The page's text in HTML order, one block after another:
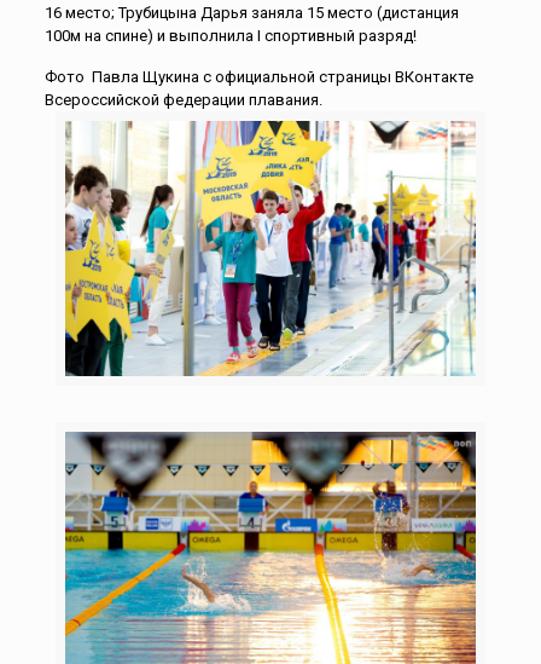
16 место; Трубицына Дарья заняла 15 место (дистанция
100м на спине) и выполнила I спортивный разряд!
Фото Павла Щукина с официальной страницы ВКонтакте
Всероссийской федерации плавания.